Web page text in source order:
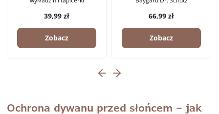
39,99 zł
Zobacz
66,99 zł
Zobacz
Ochrona dywanu przed słońcem – jak